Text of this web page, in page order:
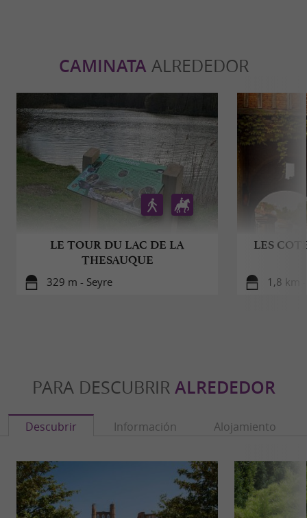
CAMINATAALREDEDOR
LE TOUR DU LAC DE LA
THESAUQUE
329 m - Seyre
LES
1,8 km
PARA DESCUBRIR ALREDEDOR
Descubrir Información Alojamiento